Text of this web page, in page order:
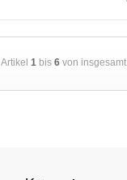
Artikel 1 bis 6 von insgesamt